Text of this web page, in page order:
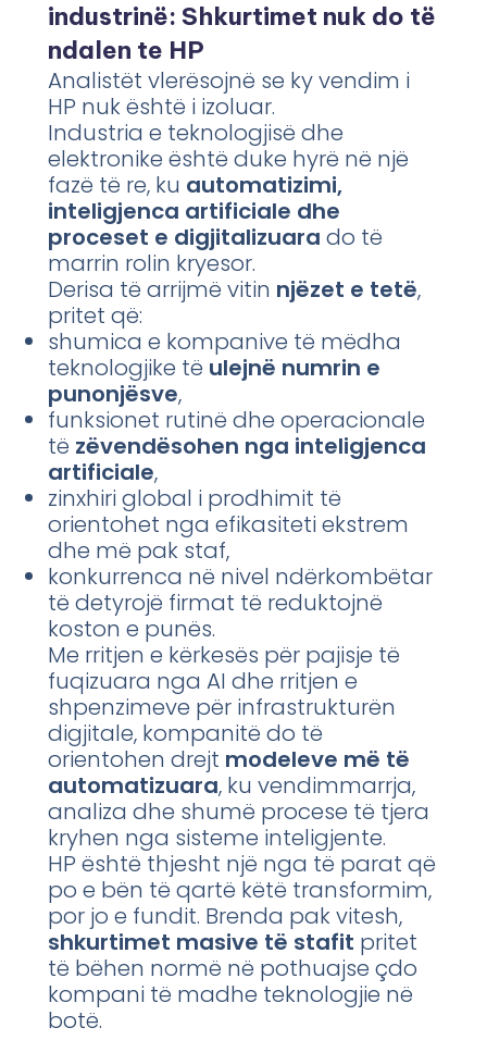
industrinë: Shkurtimet nuk do të
ndalen te HP
Analistët vlerësojnë se ky vendim i
HP nuk është i izoluar.
Industria e teknologjisë dhe
elektronike është duke hyrë në një
fazë të re, ku automatizimi,
inteligjenca artificiale dhe
proceset e digjitalizuara do të
marrin rolin kryesor.
Derisa të arrijmë vitin njëzet e tetë,
pritet që:
shumica e kompanive të mëdha
teknologjike të ulejnë numrin e
punonjësve,
funksionet rutinë dhe operacionale
të zëvendësohen nga inteligjenca
artificiale,
zinxhiri global i prodhimit të
orientohet nga efikasiteti ekstrem
dhe më pak staf,
konkurrenca në nivel ndërkombëtar
të detyrojë firmat të reduktojnë
koston e punës.
Me rritjen e kërkesës për pajisje të
fuqizuara nga AI dhe rritjen e
shpenzimeve për infrastrukturën
digjitale, kompanitë do të
orientohen drejt modeleve më të
automatizuara, ku vendimmarrja,
analiza dhe shumë procese të tjera
kryhen nga sisteme inteligjente.
HP është thjesht një nga të parat që
po e bën të qartë këtë transformim,
por jo e fundit. Brenda pak vitesh,
shkurtimet masive të stafit pritet
të bëhen normë në pothuajse çdo
kompani të madhe teknologjie në
botë.